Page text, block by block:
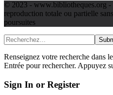
© 2023 - www.bibliotheques.org -
reproduction totale ou partielle
poursuites
Renseignez votre recherche dans
Entrée pour rechercher. Appuyez
Sign In or Register